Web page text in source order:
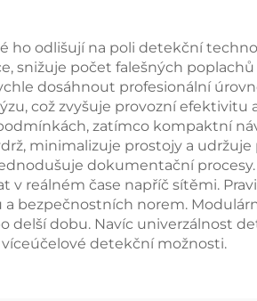
odlišují na poli detekční
snižuje počet falešných
dosáhnout profesionální
což zvyšuje provozní
zatímco kompaktní
minimalizuje prostojy a
dokumentační
reálném čase napříč sítěmi.
bezpečnostních norem.
delší dobu. Navíc univerzálnost
detekční možnosti.